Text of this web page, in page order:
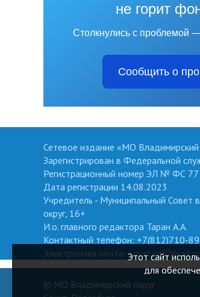
не горит
Столкнулись с проблемой
Сообщить о
Сетевое издание «МО Владимирский
Зарегистрирован в Федеральной
Регистрационный номер ЭЛ № ФС
Дата регистрации 14.08.2023
Учредитель - Муниципальный Совет
округ, 16+
И.о. главного редактора Таран А.А.
Контактный телефон: +7(812)710-
Электронная почта: sovetvo@mail.ru
© МО Владимирский округ
Этот сайт
для